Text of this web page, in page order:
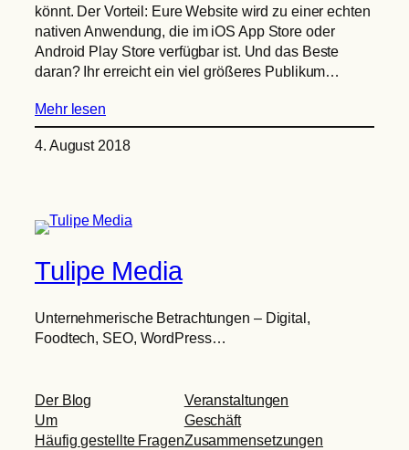
könnt. Der Vorteil: Eure Website wird zu einer echten
nativen Anwendung, die im iOS App Store oder
Android Play Store verfügbar ist. Und das Beste
daran? Ihr erreicht ein viel größeres Publikum…
Mehr lesen
4. August 2018
Tulipe Media
Unternehmerische Betrachtungen – Digital,
Foodtech, SEO, WordPress…
Der Blog
Um
Häufig gestellte Fragen
Veranstaltungen
Geschäft
Zusammensetzungen